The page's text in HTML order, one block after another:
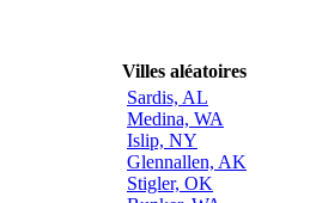
Villes aléatoires
Sardis, AL
Medina, WA
Islip, NY
Glennallen, AK
Stigler, OK